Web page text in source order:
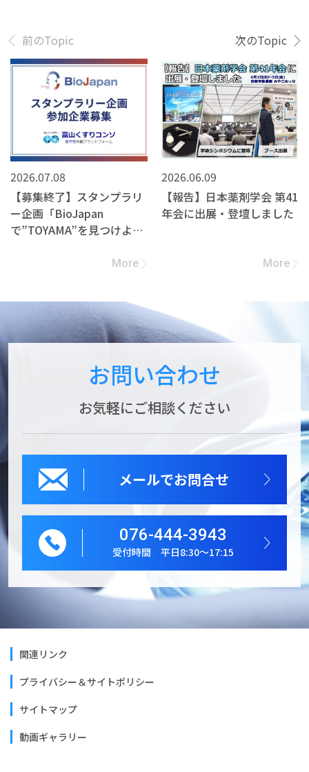
2026.07.08
【募集終了】スタンプラリ
ー企画「BioJapan
で”TOYAMA”を見つけよ
More
2026.06.09
【報告】日本薬剤学会 第41
年会に出展・登壇しました
More
前のTopic 次のTopic
お問い合わせ
お気軽にご相談ください
メールでお問合せ
076-444-3943
受付時間 平日8:30～17:15
関連リンク
プライバシー＆サイトポリシー
サイトマップ
動画ギャラリー